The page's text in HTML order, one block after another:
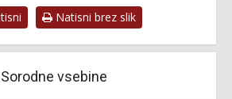
Natisni brez slik
Sorodne vsebine